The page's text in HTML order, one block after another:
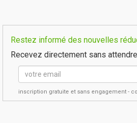
Restez informé des nouvelles
Recevez directement sans
inscription gratuite et sans engagement -